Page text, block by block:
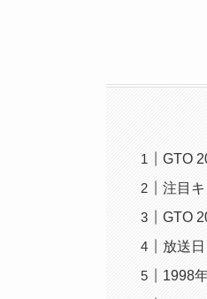
GTO
注目
GTO
放送
1998